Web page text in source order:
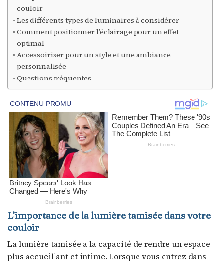
couloir
Les différents types de luminaires à considérer
Comment positionner l’éclairage pour un effet
optimal
Accessoiriser pour un style et une ambiance
personnalisée
Questions fréquentes
L’importance de la lumière tamisée dans votre
couloir
La lumière tamisée a la capacité de rendre un espace
plus accueillant et intime. Lorsque vous entrez dans